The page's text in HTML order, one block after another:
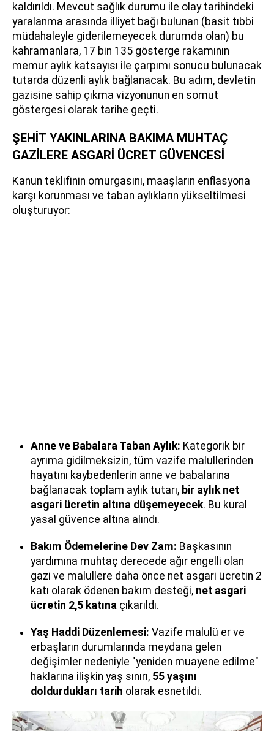
kaldırıldı. Mevcut sağlık durumu ile olay tarihindeki
yaralanma arasında illiyet bağı bulunan (basit tıbbi
müdahaleyle giderilemeyecek durumda olan) bu
kahramanlara, 17 bin 135 gösterge rakamının
memur aylık katsayısı ile çarpımı sonucu bulunacak
tutarda düzenli aylık bağlanacak. Bu adım, devletin
gazisine sahip çıkma vizyonunun en somut
göstergesi olarak tarihe geçti.
ŞEHİT YAKINLARINA BAKIMA MUHTAÇ
GAZİLERE ASGARİ ÜCRET GÜVENCESİ
Kanun teklifinin omurgasını, maaşların enflasyona
karşı korunması ve taban aylıkların yükseltilmesi
oluşturuyor:
Anne ve Babalara Taban Aylık: Kategorik bir
ayrıma gidilmeksizin, tüm vazife malullerinden
hayatını kaybedenlerin anne ve babalarına
bağlanacak toplam aylık tutarı, bir aylık net
asgari ücretin altına düşemeyecek. Bu kural
yasal güvence altına alındı.
Bakım Ödemelerine Dev Zam: Başkasının
yardımına muhtaç derecede ağır engelli olan
gazi ve malullere daha önce net asgari ücretin 2
katı olarak ödenen bakım desteği, net asgari
ücretin 2,5 katına çıkarıldı.
Yaş Haddi Düzenlemesi: Vazife malulü er ve
erbaşların durumlarında meydana gelen
değişimler nedeniyle "yeniden muayene edilme"
haklarına ilişkin yaş sınırı, 55 yaşını
doldurdukları tarih olarak esnetildi.